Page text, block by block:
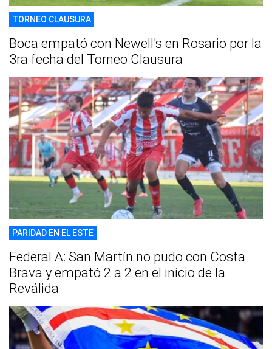
TORNEO CLAUSURA
Boca empató con Newell's en Rosario por la
3ra fecha del Torneo Clausura
PARIDAD EN EL ESTE
Federal A: San Martín no pudo con Costa
Brava y empató 2 a 2 en el inicio de la
Reválida